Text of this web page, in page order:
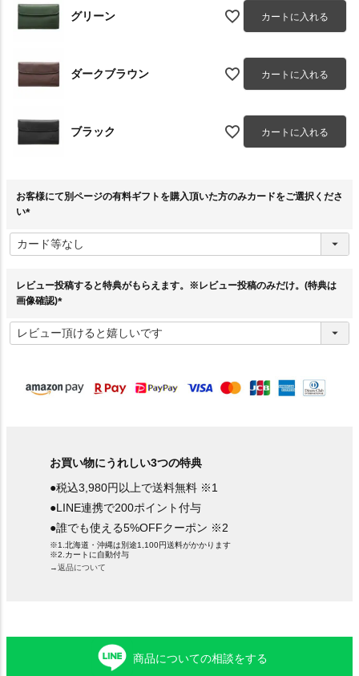
グリーン カートに入れる
ダークブラウン カートに入れる
ブラック カートに入れる
お客様にて別ページの有料ギフトを購入頂いた方のみカードをご選択くださ
い
必
須
レビュー投稿すると特典がもらえます。※レビュー投稿のみだけ。(特典は
画像確認)
必
須
お買い物にうれしい3つの特典
●税込3,980円以上で送料無料 ※1
●LINE連携で200ポイント付与
●誰でも使える5%OFFクーポン ※2
※1.北海道・沖縄は別途1,100円送料がかかります
※2.カートに自動付与
→返品について
商品についての相談をする